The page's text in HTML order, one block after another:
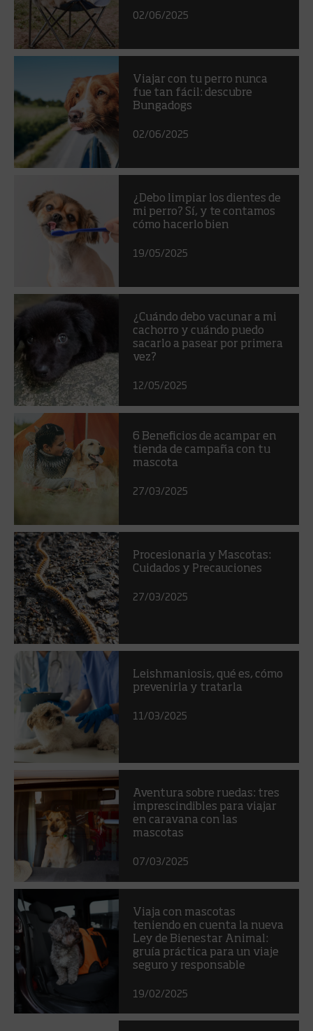
02/06/2025
Viajar con tu perro nunca
fue tan fácil: descubre
Bungadogs
02/06/2025
¿Debo limpiar los dientes de
mi perro? Sí, y te contamos
cómo hacerlo bien
19/05/2025
¿Cuándo debo vacunar a mi
cachorro y cuándo puedo
sacarlo a pasear por primera
vez?
12/05/2025
6 Beneficios de acampar en
tienda de campaña con tu
mascota
27/03/2025
Procesionaria y Mascotas:
Cuidados y Precauciones
27/03/2025
Leishmaniosis, qué es, cómo
prevenirla y tratarla
11/03/2025
Aventura sobre ruedas: tres
imprescindibles para viajar
en caravana con las
mascotas
07/03/2025
Viaja con mascotas
teniendo en cuenta la nueva
Ley de Bienestar Animal:
gruía práctica para un viaje
seguro y responsable
19/02/2025